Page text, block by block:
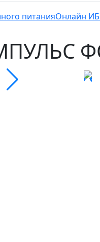
питанияОнлайн